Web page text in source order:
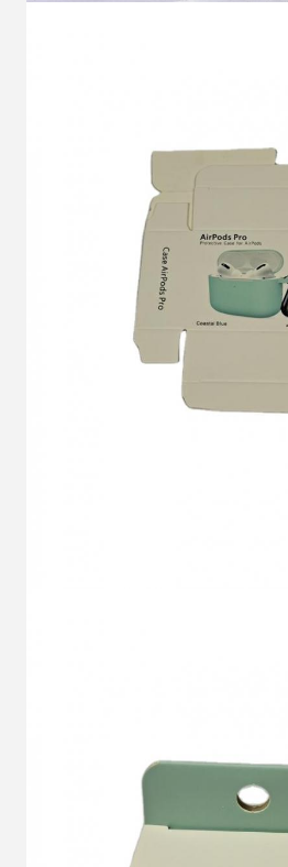
بگذارید
تماس خواهیم گرفت